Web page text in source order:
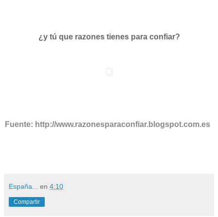
¿y tú que razones tienes para confiar?
Fuente: http://www.razonesparaconfiar.blogspot.com.es
España... en 4:10
Compartir